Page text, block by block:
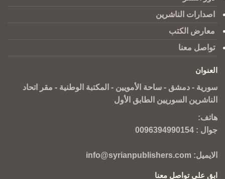
اصدارات الناشرين
معارض الكتب
تواصل معنا
العنوان
سورية - دمشق - ساحة الأمويين - المكتبة الوطنية - مقر اتحاد
الناشرين السوريين الطابق الأول
هاتف:
جوال : 0096394990154
الايميل: info@syrianpublishers.com
ابق على تواصل معنا